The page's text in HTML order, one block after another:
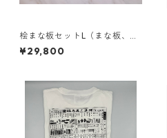
桧まな板セットL（まな板、包
丁、おろし金、小皿）
¥29,800